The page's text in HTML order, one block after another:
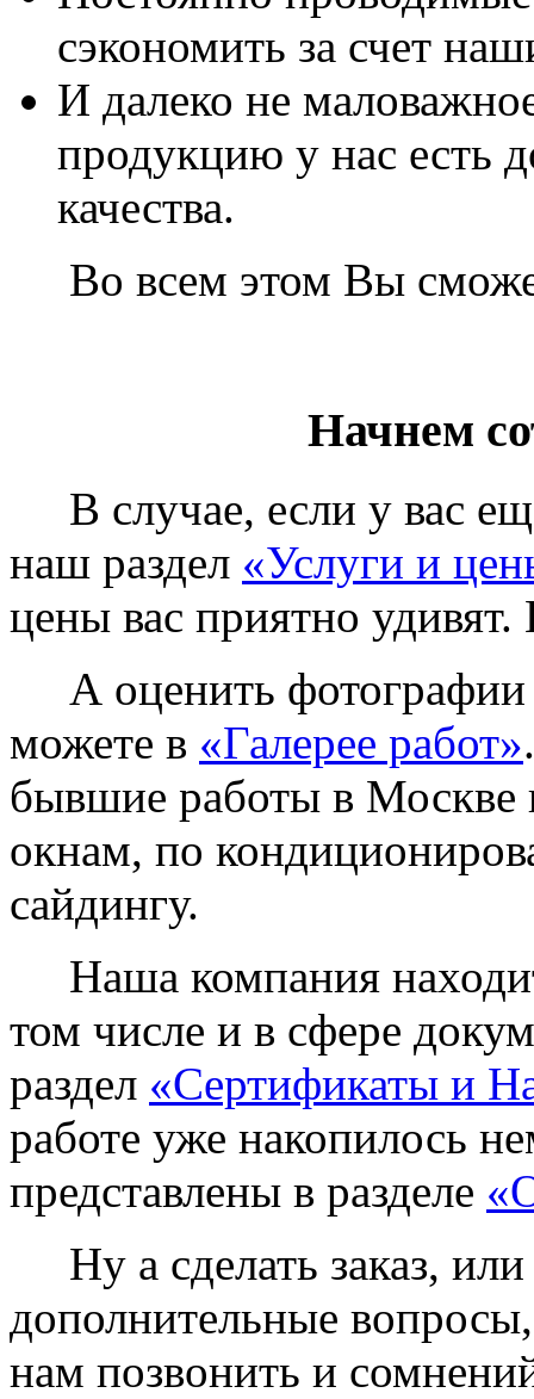
сэкономить за счет
И далеко не
продукцию у нас есть
качества.
Во всем этом Вы
Начнем
В случае, если у вас
наш раздел «Услуги и
цены вас приятно
А оценить фотографии
можете в «Галерее работ»
бывшие работы в Москве
окнам, по
сайдингу.
Наша компания
том числе и в сфере
раздел «Сертификаты и
работе уже накопилось
представлены в разделе
Ну а сделать заказ, или
дополнительные вопросы,
нам позвонить и